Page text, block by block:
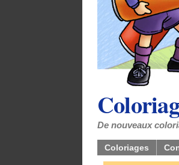
De nouveaux
Coloriages